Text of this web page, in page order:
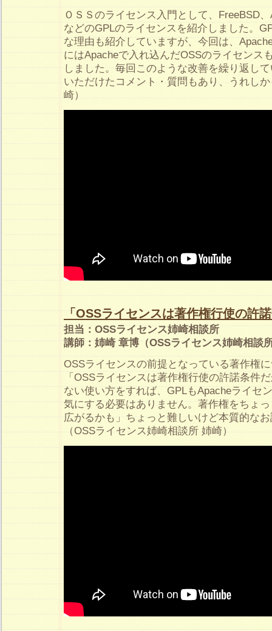
ＯＳＳのライセンス入門として、FreeBSD
などのGPLのライセンスを紹介しました。
な理由も紹介していますが、今回は、
にはApacheで入れ込んだOSSのライセンス
しました。毎回このような改善を繰り返し
いただけたコメント・質問もあり、うれし
崎）
「OSSライセンスは著作権行使の許
担当：OSSライセンス姉崎相談所
講師：姉崎 章博（OSSライセンス姉崎相談
OSSライセンスの前提となっている著作権
「OSSライセンスは著作権行使の許諾条件
ない使い方をすれば、GPLもApacheライセ
気にする必要はありません。著作権をちょ
広がるかも」ちょっと難しいけど本質的な
（OSSライセンス姉崎相談所 姉崎）